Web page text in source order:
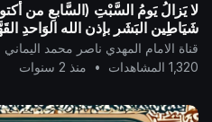
لا يَزالُ يَومُ السَّبْتِ (السَّابعِ من
شَيَاطِينِ البَشَرِ بإذن الله الوَاحدِ
قناة الامام المهدي ناصر محمد اليماني
1,320 المشاهدات
• منذ 2 سنوات